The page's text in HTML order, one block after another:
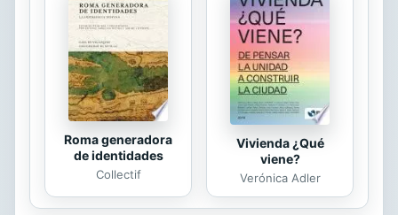
Roma generadora
de identidades
Collectif
Vivienda ¿Qué
viene?
Verónica Adler